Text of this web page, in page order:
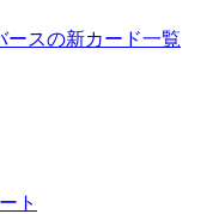
ースの新カード一覧
ト